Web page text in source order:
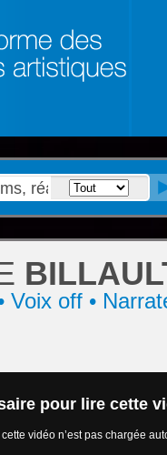
Voix off •
pour lire cette
vidéo n’est pas chargée